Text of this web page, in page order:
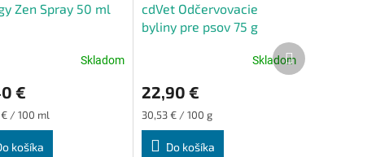
Zen Spray 50 ml
Skladom
€
/ 100 ml
košíka
cdVet Odčervovacie
byliny pre psov 75 g
produktu
je
4,6
Skladom
22,90 €
Jednotková
cena:
30,53 € / 100 g
Do košíka
Ďalší
produkt